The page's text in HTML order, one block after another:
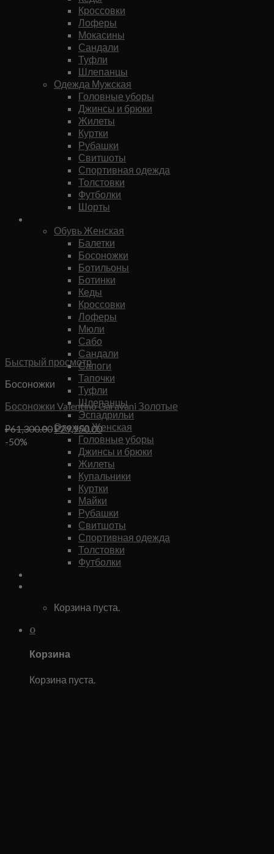
Кроссовки
Лоферы
Мокасины
Сандали
Туфли
Шлепанцы
Одежда Мужская
Головные уборы
Джинсы и брюки
Жилеты
Куртки
Рубашки
Свитшоты
Спортивная одежда
Толстовки
Футболки
Шорты
Обувь Женская
Балетки
Босоножки
Ботильоны
Ботинки
Кеды
Кроссовки
Лоферы
Мюли
Сабо
Сандали
Сапоги
Тапочки
Туфли
Шлепанцы
Эспадрильи
Одежда Женская
Головные уборы
Джинсы и брюки
Жилеты
Купальники
Куртки
Майки
Рубашки
Свитшоты
Спортивная одежда
Толстовки
Футболки
Корзина пуста.
0
Корзина
Корзина пуста.
Быстрый просмотр
Босоножки
Босоножки Valentino Garavani Золотые
₽61,300.00Первоначальная
цена
составляла
₽61,300.00.
₽29,950.00Текущая
цена:
₽29,950.00.
-50%